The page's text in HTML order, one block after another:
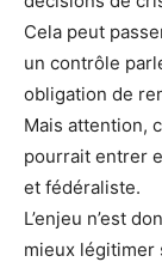
Cela peut
un contrôle
obligation de
Mais attention,
pourrait entrer
et fédéraliste.
L’enjeu n’est
mieux légitimer